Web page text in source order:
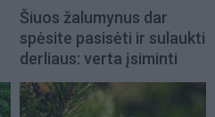
Šiuos žalumynus dar
spėsite pasisėti ir sulaukti
derliaus: verta įsiminti